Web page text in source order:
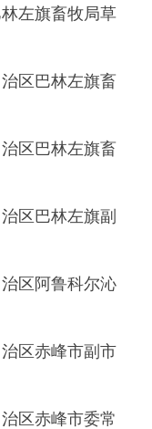
左旗畜牧局草
区巴林左旗畜
区巴林左旗畜
区巴林左旗副
区阿鲁科尔沁
区赤峰市副市
区赤峰市委常